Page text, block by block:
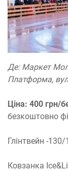
Де: Маркет
Платформа,
Ціна: 400 грн/
безкоштовно
Глінтвейн -130/
Ковзанка